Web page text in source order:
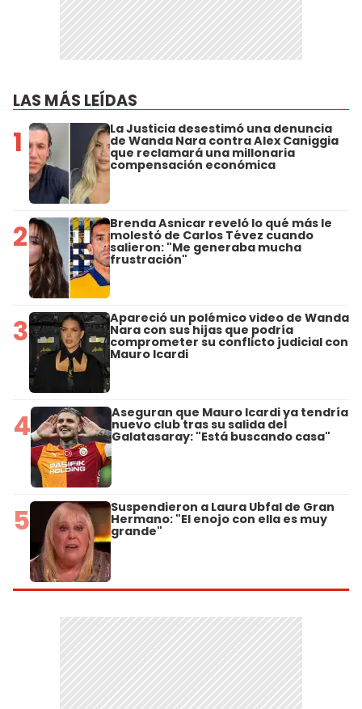
LAS MÁS LEÍDAS
1 La Justicia desestimó una denuncia
de Wanda Nara contra Alex Caniggia
que reclamará una millonaria
compensación económica
2 Brenda Asnicar reveló lo qué más le
molestó de Carlos Tévez cuando
salieron: "Me generaba mucha
frustración"
3 Apareció un polémico video de Wanda
Nara con sus hijas que podría
comprometer su conflicto judicial con
Mauro Icardi
4 Aseguran que Mauro Icardi ya tendría
nuevo club tras su salida del
Galatasaray: "Está buscando casa"
5 Suspendieron a Laura Ubfal de Gran
Hermano: "El enojo con ella es muy
grande"